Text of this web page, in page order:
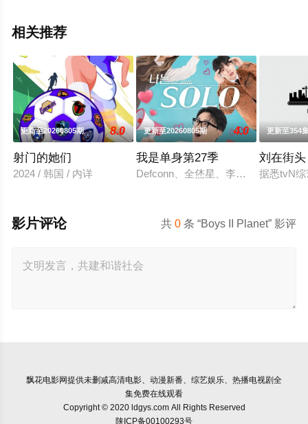
相关推荐
更新至20260805期 8.0
射门的她们
2024 / 韩国 / 内详
更新至20260805期 4.0
我是单身第27季
Defconn、全烋星、李伊庚确定成为
更新至354
刘在街头
据悉tvN
共0 条 “Boys II Planet” 影评
影片评论
飘花电影网提供未删减高清电影、动漫新番、综艺娱乐、热播电视剧全
集免费在线观看
Copyright © 2020 ldgys.com All Rights Reserved
陕ICP备00100293号